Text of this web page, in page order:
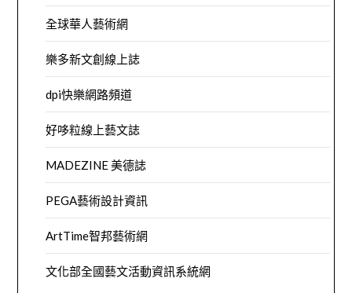
全球華人藝術網
樂多新文創線上誌
dpi快樂網路頻道
好哆粒線上藝文誌
MADEZINE 美德誌
PEGA藝術設計資訊
ArtTime智邦藝術網
文化部全國藝文活動資訊系統網